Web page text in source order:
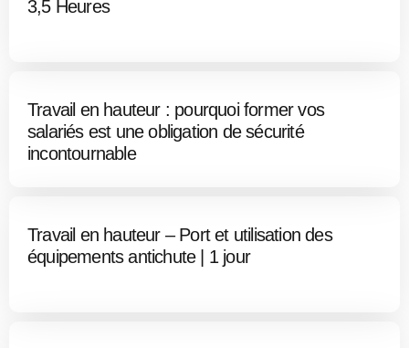
3,5 Heures
Travail en hauteur : pourquoi former vos
salariés est une obligation de sécurité
incontournable
Travail en hauteur – Port et utilisation des
équipements antichute | 1 jour